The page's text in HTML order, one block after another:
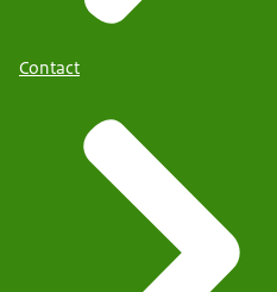
Contact